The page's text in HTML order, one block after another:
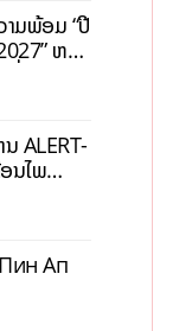
າມພ້ອມ “ປີ
ຫວັງ
ນ
ນ ALERT-
ນໄພ
ດ
Ап